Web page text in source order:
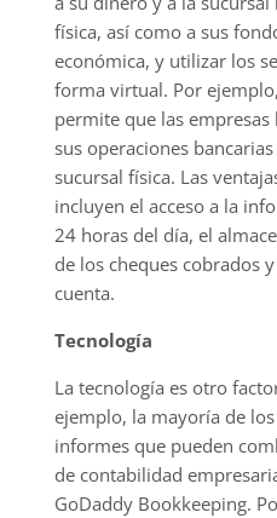
física, así como a sus
económica, y utilizar los
forma virtual. Por
permite que las empresas
sus operaciones
sucursal física. Las
incluyen el acceso a la
24 horas del día, el
de los cheques cobrados
cuenta.
Tecnología
La tecnología es otro
ejemplo, la mayoría de
informes que pueden
de contabilidad
GoDaddy Bookkeeping.